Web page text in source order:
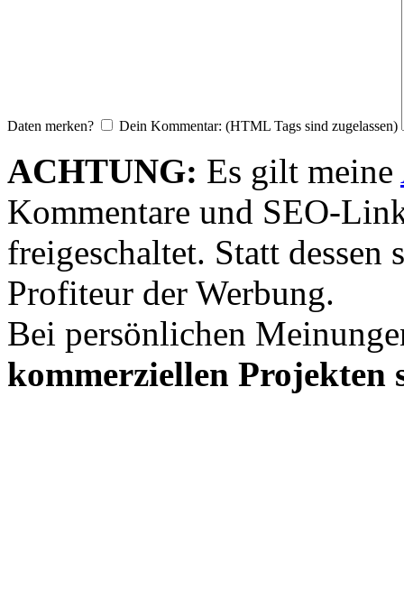
Daten merken? Dein Kommentar: (HTML Tags sind zugelassen)
ACHTUNG: Es gilt meine
Kommentare und SEO-
freigeschaltet. Statt dessen
Profiteur der Werbung.
Bei persönlichen
kommerziellen Projekten